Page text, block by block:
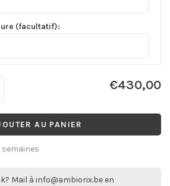
(facultatif):
€430,00
AU PANIER
semaines
Mail à info@ambiorix.be en